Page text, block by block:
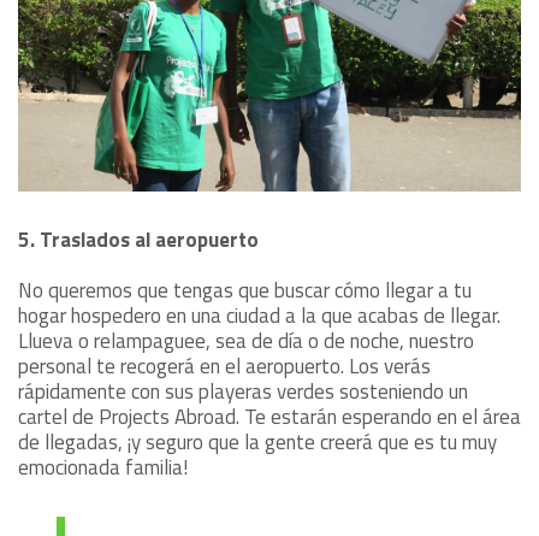
5. Traslados al aeropuerto
No queremos que tengas que buscar cómo llegar a tu
hogar hospedero en una ciudad a la que acabas de llegar.
Llueva o relampaguee, sea de día o de noche, nuestro
personal te recogerá en el aeropuerto. Los verás
rápidamente con sus playeras verdes sosteniendo un
cartel de Projects Abroad. Te estarán esperando en el área
de llegadas, ¡y seguro que la gente creerá que es tu muy
emocionada familia!